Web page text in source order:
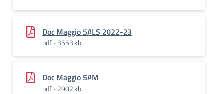
Doc Maggio 5ALS 2022-23
pdf - 3553 kb
Doc Maggio 5AM
pdf - 2902 kb